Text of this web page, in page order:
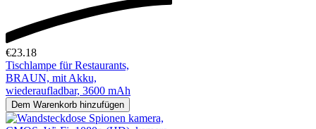
€23.18
Tischlampe für Restaurants,
BRAUN, mit Akku,
wiederaufladbar, 3600 mAh
Dem Warenkorb hinzufügen